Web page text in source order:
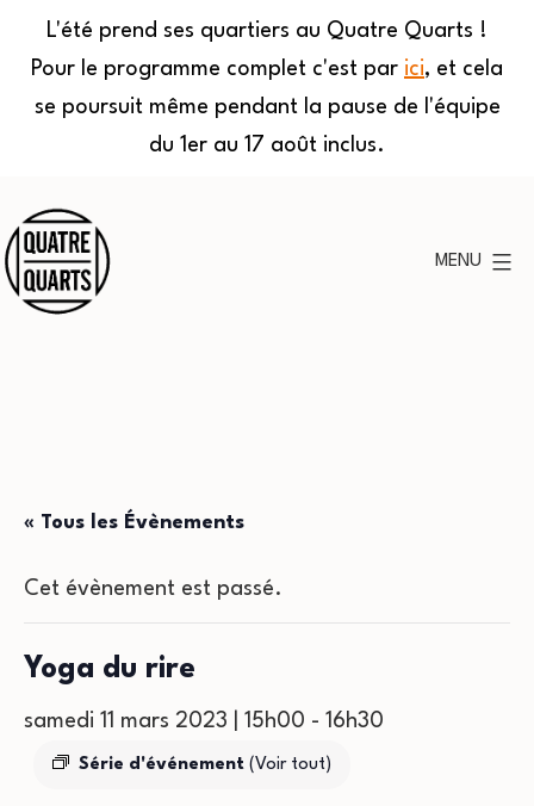
L'été prend ses quartiers au Quatre Quarts !
Pour le programme complet c'est par ici, et cela
se poursuit même pendant la pause de l'équipe
du 1er au 17 août inclus.
au
contenu
MENU
« Tous les Évènements
Cet évènement est passé.
Yoga du rire
samedi 11 mars 2023 | 15h00 - 16h30
Série d'événement (Voir tout)